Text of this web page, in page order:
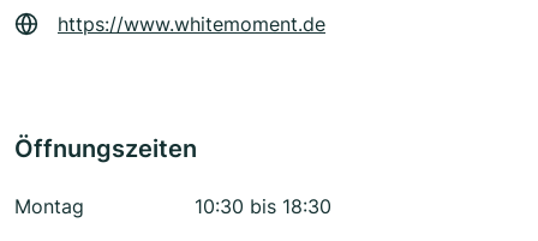
https://www.whitemoment.de
Öffnungszeiten
Montag
10:30 bis 18:30